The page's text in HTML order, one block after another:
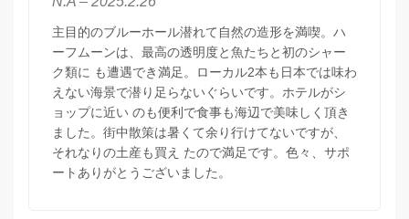
主目的のブルーホール潜れて自然の造形を満喫。ハ
ーフムーンは、最高の透明度と魚たちと初のシャー
ク類に も遭遇でき満足。ローカル2本も日本では味わ
えない海景で潜り足らないぐらいです。ホテルがシ
ョップに近い のも便利で食事も海辺で美味しく頂き
ました。街中散策は暑くて余り行けてないですが、
それなりの土産も買え たので満足です。色々、サポ
ートありがとうございました。